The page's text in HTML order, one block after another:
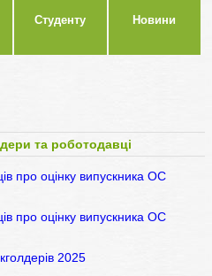
Студенту Новини
та роботодавці
про оцінку випускника ОС
про оцінку випускника ОС
2025